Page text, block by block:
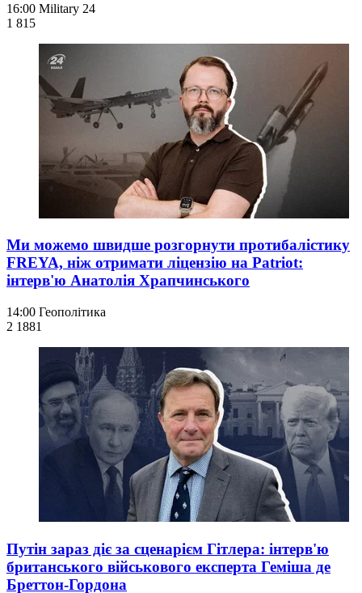
16:00 Military 24
1 815
Ми можемо швидше розгорнути протибалістику
FREYA, ніж отримати ліцензію на Patriot:
інтерв'ю Анатолія Храпчинського
14:00 Геополітика
2 1881
Путін зараз діє за сценарієм Гітлера: інтерв'ю
британського військового експерта Геміша де
Бреттон-Гордона